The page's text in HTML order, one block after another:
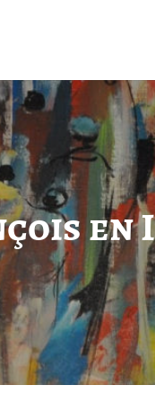
en